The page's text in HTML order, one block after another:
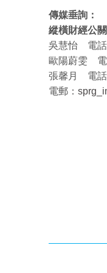
傳媒垂詢：
縱橫財經公
吳慧怡 電話
歐陽蔚雯 電
張馨月 電話
電郵：